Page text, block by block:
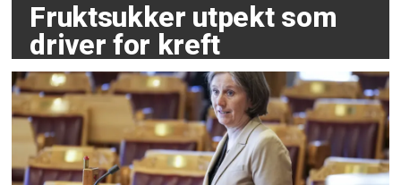
Fruktsukker utpekt som
driver for kreft